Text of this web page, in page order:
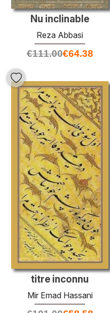
Nu inclinable
Reza Abbasi
€111.00€64.38
titre inconnu
Mir Emad Hassani